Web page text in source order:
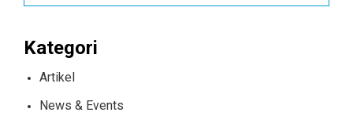
Kategori
Artikel
News & Events